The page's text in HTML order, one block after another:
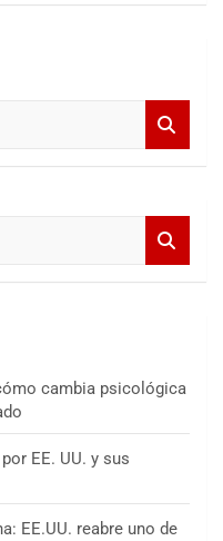
cambia psicológica
EE. UU. y sus
EE.UU. reabre uno de